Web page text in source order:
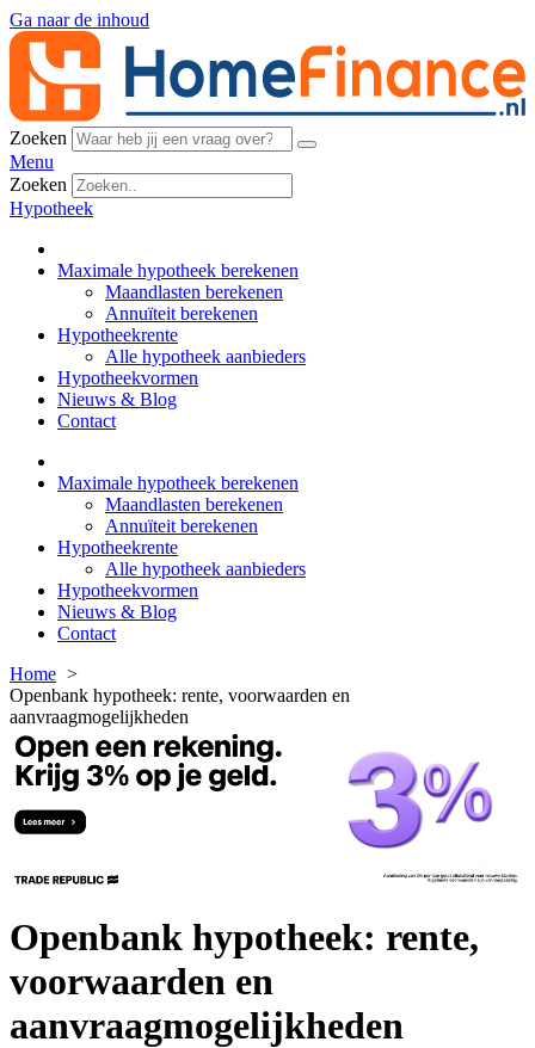
Ga naar de inhoud
Zoeken
Menu
Zoeken
Hypotheek
Maximale hypotheek berekenen
Maandlasten berekenen
Annuïteit berekenen
Hypotheekrente
Alle hypotheek aanbieders
Hypotheekvormen
Nieuws & Blog
Contact
Maximale hypotheek berekenen
Maandlasten berekenen
Annuïteit berekenen
Hypotheekrente
Alle hypotheek aanbieders
Hypotheekvormen
Nieuws & Blog
Contact
Home
Openbank hypotheek: rente, voorwaarden en
aanvraagmogelijkheden
Openbank hypotheek: rente,
voorwaarden en
aanvraagmogelijkheden